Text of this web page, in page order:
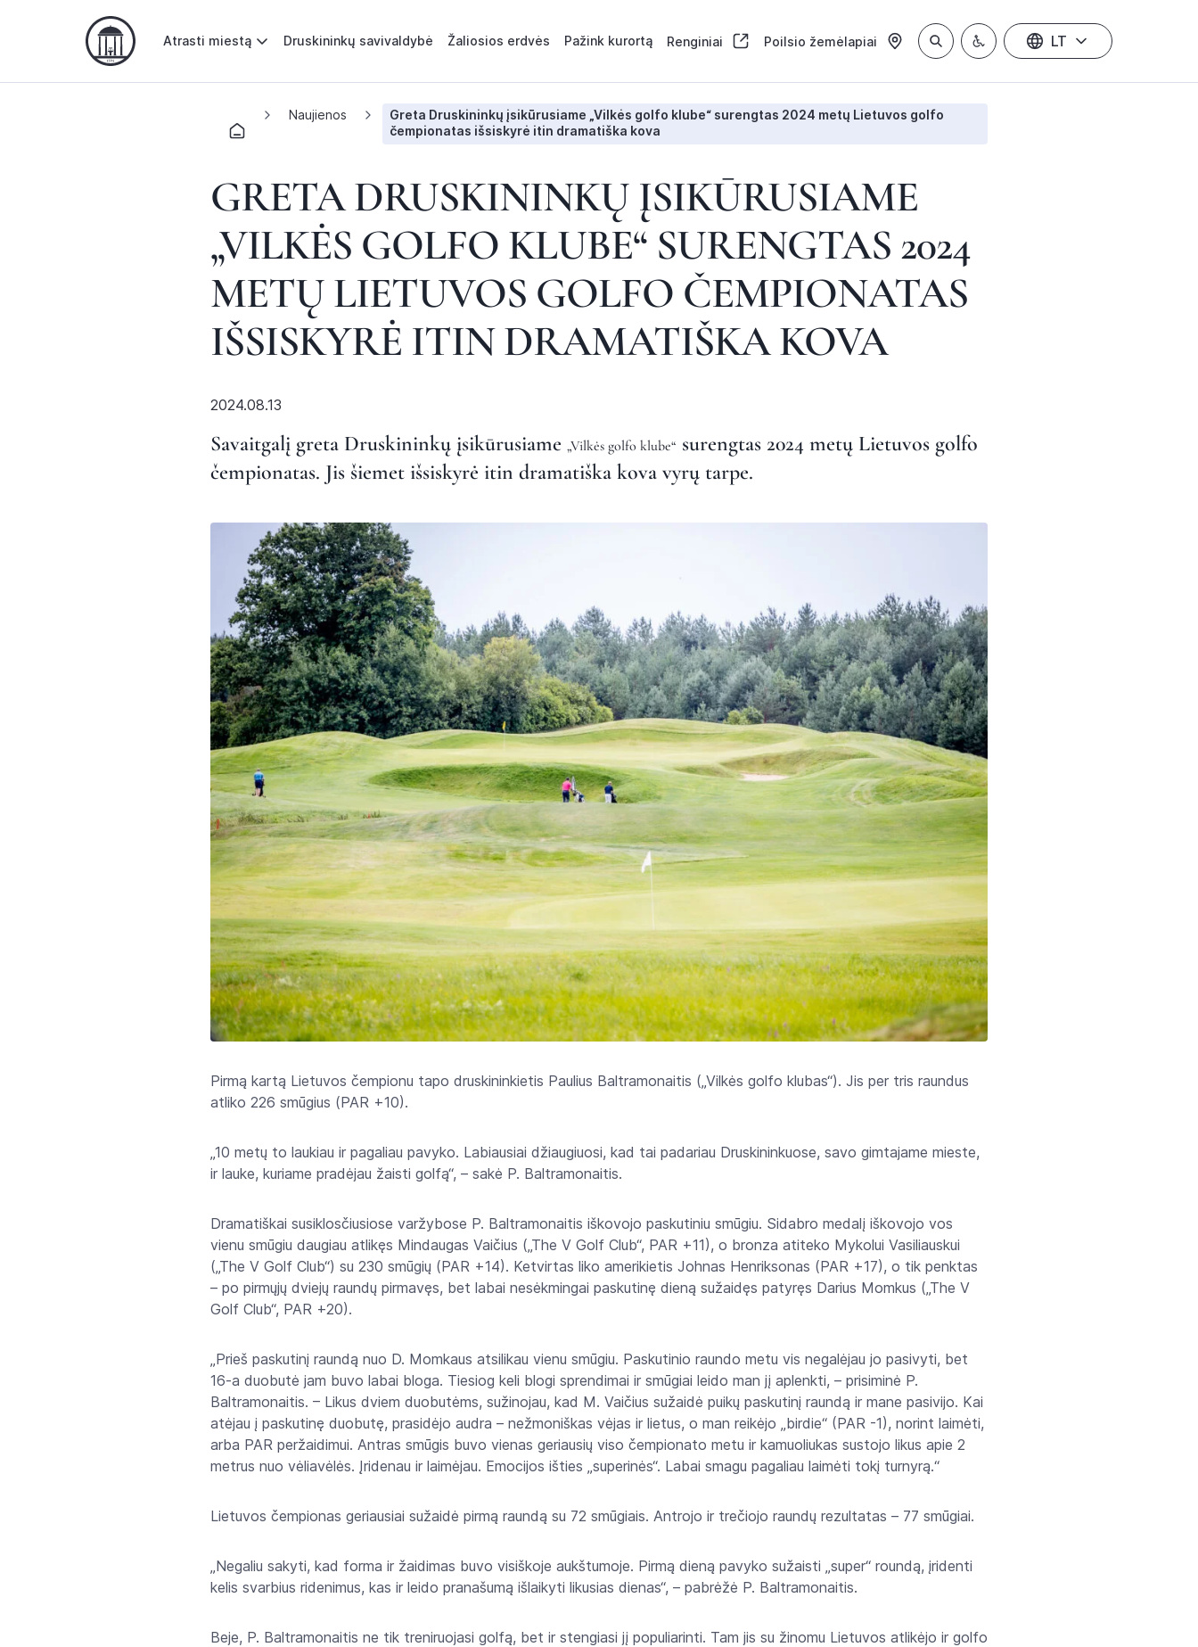
Atrasti miestą Druskininkų savivaldybė Žaliosios erdvės Pažink kurortą Renginiai Poilsio žemėlapiai LT
Naujienos
Greta Druskininkų įsikūrusiame „Vilkės golfo klube“ surengtas 2024 metų Lietuvos golfo
čempionatas išsiskyrė itin dramatiška kova
GRETA DRUSKININKŲ ĮSIKŪRUSIAME
„VILKĖS GOLFO KLUBE“ SURENGTAS 2024
METŲ LIETUVOS GOLFO ČEMPIONATAS
IŠSISKYRĖ ITIN DRAMATIŠKA KOVA
2024.08.13
Savaitgalį greta Druskininkų įsikūrusiame „Vilkės golfo klube“ surengtas 2024 metų Lietuvos golfo
čempionatas. Jis šiemet išsiskyrė itin dramatiška kova vyrų tarpe.
Pirmą kartą Lietuvos čempionu tapo druskininkietis Paulius Baltramonaitis („Vilkės golfo klubas“). Jis per tris raundus
atliko 226 smūgius (PAR +10).
„10 metų to laukiau ir pagaliau pavyko. Labiausiai džiaugiuosi, kad tai padariau Druskininkuose, savo gimtajame mieste,
ir lauke, kuriame pradėjau žaisti golfą“, – sakė P. Baltramonaitis.
Dramatiškai susiklosčiusiose varžybose P. Baltramonaitis iškovojo paskutiniu smūgiu. Sidabro medalį iškovojo vos
vienu smūgiu daugiau atlikęs Mindaugas Vaičius („The V Golf Club“, PAR +11), o bronza atiteko Mykolui Vasiliauskui
(„The V Golf Club“) su 230 smūgių (PAR +14). Ketvirtas liko amerikietis Johnas Henriksonas (PAR +17), o tik penktas
– po pirmųjų dviejų raundų pirmavęs, bet labai nesėkmingai paskutinę dieną sužaidęs patyręs Darius Momkus („The V
Golf Club“, PAR +20).
„Prieš paskutinį raundą nuo D. Momkaus atsilikau vienu smūgiu. Paskutinio raundo metu vis negalėjau jo pasivyti, bet
16-a duobutė jam buvo labai bloga. Tiesiog keli blogi sprendimai ir smūgiai leido man jį aplenkti, – prisiminė P.
Baltramonaitis. – Likus dviem duobutėms, sužinojau, kad M. Vaičius sužaidė puikų paskutinį raundą ir mane pasivijo. Kai
atėjau į paskutinę duobutę, prasidėjo audra – nežmoniškas vėjas ir lietus, o man reikėjo „birdie“ (PAR -1), norint laimėti,
arba PAR peržaidimui. Antras smūgis buvo vienas geriausių viso čempionato metu ir kamuoliukas sustojo likus apie 2
metrus nuo vėliavėlės. Įridenau ir laimėjau. Emocijos išties „superinės“. Labai smagu pagaliau laimėti tokį turnyrą.“
Lietuvos čempionas geriausiai sužaidė pirmą raundą su 72 smūgiais. Antrojo ir trečiojo raundų rezultatas – 77 smūgiai.
„Negaliu sakyti, kad forma ir žaidimas buvo visiškoje aukštumoje. Pirmą dieną pavyko sužaisti „super“ roundą, įridenti
kelis svarbius ridenimus, kas ir leido pranašumą išlaikyti likusias dienas“, – pabrėžė P. Baltramonaitis.
Beje, P. Baltramonaitis ne tik treniruojasi golfą, bet ir stengiasi jį populiarinti. Tam jis su žinomu Lietuvos atlikėjo ir golfo